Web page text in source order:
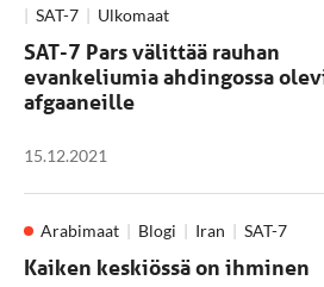
SAT-7
Ulkomaat
SAT-7 Pars välittää rauhan
evankeliumia ahdingossa
afgaaneille
15.12.2021
Arabimaat Blogi Iran SAT-7
Kaiken keskiössä on ihminen